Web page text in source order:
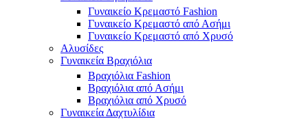
Γυναικείο Κρεμαστό Fashion
Γυναικείο Κρεμαστό από Ασήμι
Γυναικείο Κρεμαστό από Χρυσό
Αλυσίδες
Γυναικεία Βραχιόλια
Βραχιόλια Fashion
Βραχιόλια από Ασήμι
Βραχιόλια από Χρυσό
Γυναικεία Δαχτυλίδια